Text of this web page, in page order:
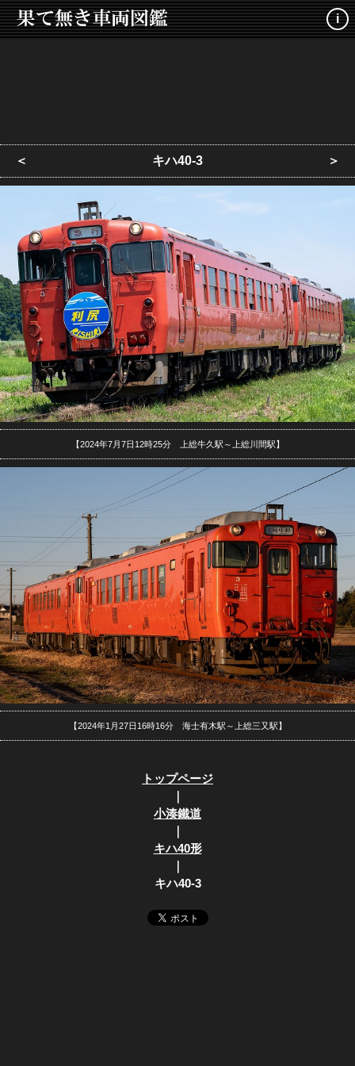
i
＜ キハ40-3 ＞
【2024年7月7日12時25分 上総牛久駅～上総川間駅】
【2024年1月27日16時16分 海士有木駅～上総三又駅】
トップページ
｜
小湊鐵道
｜
キハ40形
｜
キハ40-3